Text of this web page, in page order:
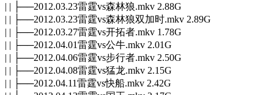
| | ├──2012.03.23雷霆vs森林狼.mkv 2.88G
| | ├──2012.03.23雷霆vs森林狼双加时.mkv 2.89G
| | ├──2012.03.27雷霆vs开拓者.mkv 1.78G
| | ├──2012.04.01雷霆vs公牛.mkv 2.01G
| | ├──2012.04.06雷霆vs步行者.mkv 2.50G
| | ├──2012.04.08雷霆vs猛龙.mkv 2.15G
| | ├──2012.04.11雷霆vs快船.mkv 2.42G